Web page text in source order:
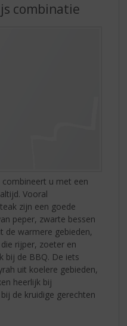
combinatie
combineert u met een
Vooral
zijn een goede
peper, zwarte bessen
de warmere gebieden,
rijper, zoeter en
bij de BBQ. De iets
uit koelere gebieden,
heerlijk bij
de kruidige gerechten